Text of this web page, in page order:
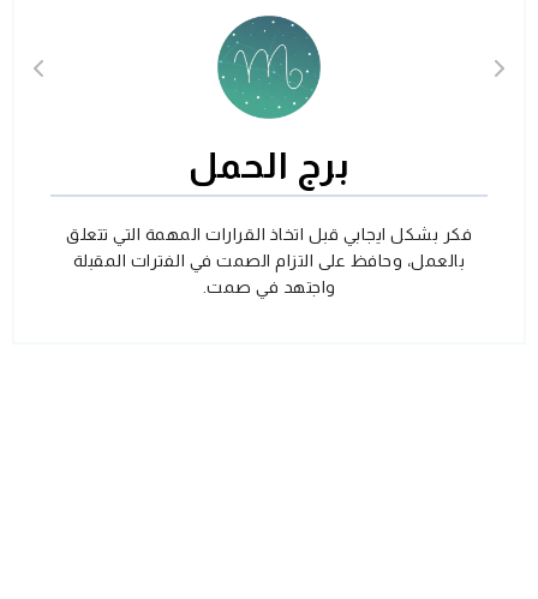
برج الحمل
فكر بشكل ايجابي قبل اتخاذ القرارات المهمة التي تتعلق
بالعمل، وحافظ على التزام الصمت في الفترات المقبلة
واجتهد في صمت.